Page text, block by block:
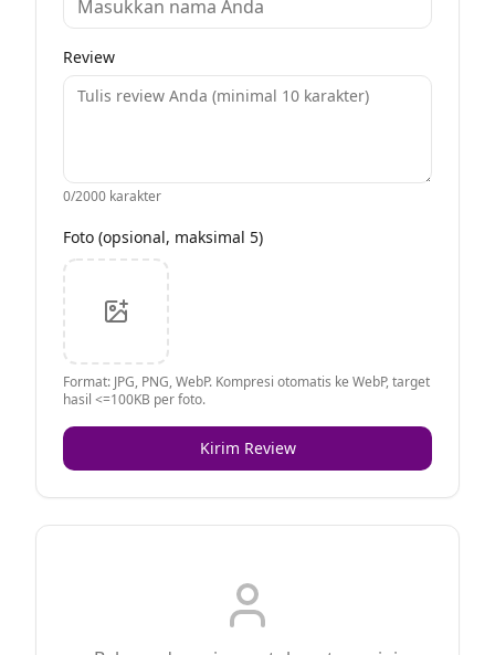
Review
0/2000 karakter
Foto (opsional, maksimal 5)
Format: JPG, PNG, WebP. Kompresi otomatis ke WebP, target
hasil <=100KB per foto.
Kirim Review